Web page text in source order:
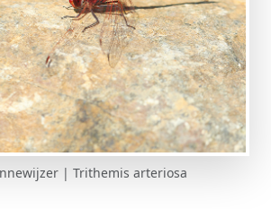
| Trithemis arteriosa